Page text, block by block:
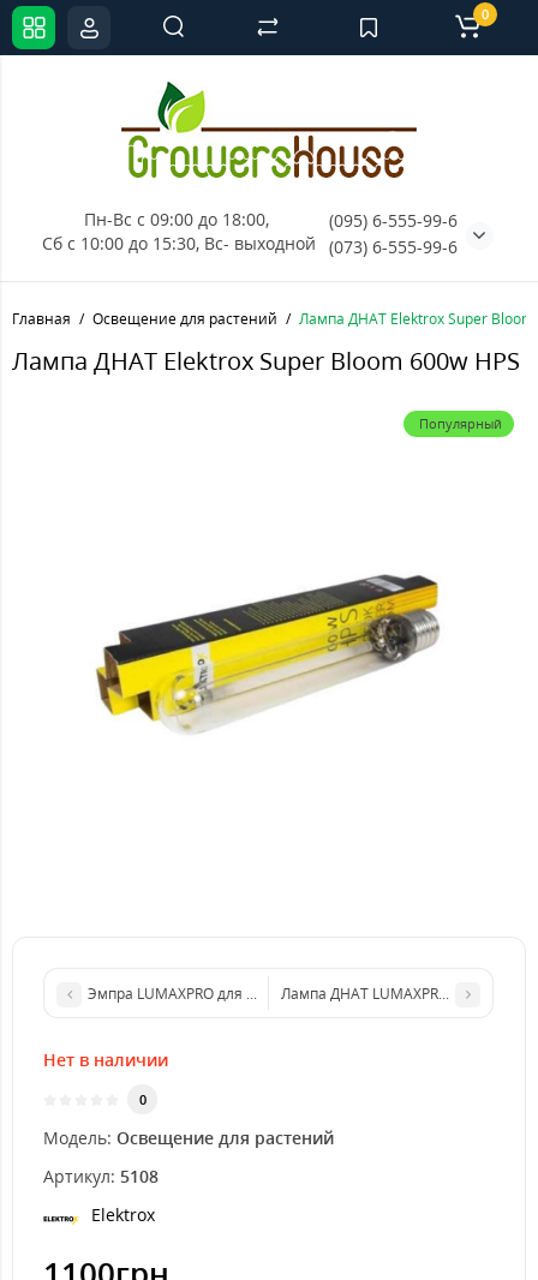
Пн-Вс с 09:00 до 18:00,
Сб с 10:00 до 15:30, Вс- выходной
(095) 6-555-99-6
(073) 6-555-99-6
0
Главная Освещение для растений Лампа ДНАТ Elektrox Super Bloom
Лампа ДНАТ Elektrox Super Bloom 600w HPS
Популярный
Эмпра LUMAXPRO для ламп HPS и MH 600 полуэлектронный
Лампа ДНАТ LUMAXPRO
Нет в наличии
0
Модель: Освещение для растений
Артикул: 5108
Elektrox